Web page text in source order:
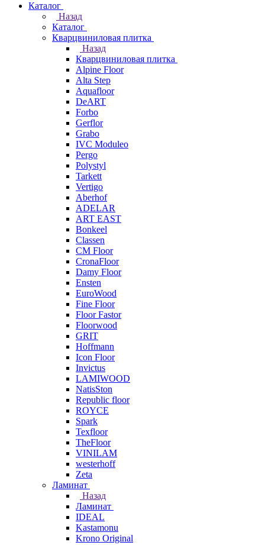
Каталог
Назад
Каталог
Кварцвиниловая плитка
Назад
Кварцвиниловая плитка
Alpine Floor
Alta Step
Aquafloor
DeART
Forbo
Gerflor
Grabo
IVC Moduleo
Pergo
Polystyl
Tarkett
Vertigo
Aberhof
ADELAR
ART EAST
Bonkeel
Classen
CM Floor
CronaFloor
Damy Floor
Ensten
EuroWood
Fine Floor
Floor Fastor
Floorwood
GRIT
Hoffmann
Icon Floor
Invictus
LAMIWOOD
NatisSton
Republic floor
ROYCE
Spark
Texfloor
TheFloor
VINILAM
westerhoff
Zeta
Ламинат
Назад
Ламинат
IDEAL
Kastamonu
Krono Original